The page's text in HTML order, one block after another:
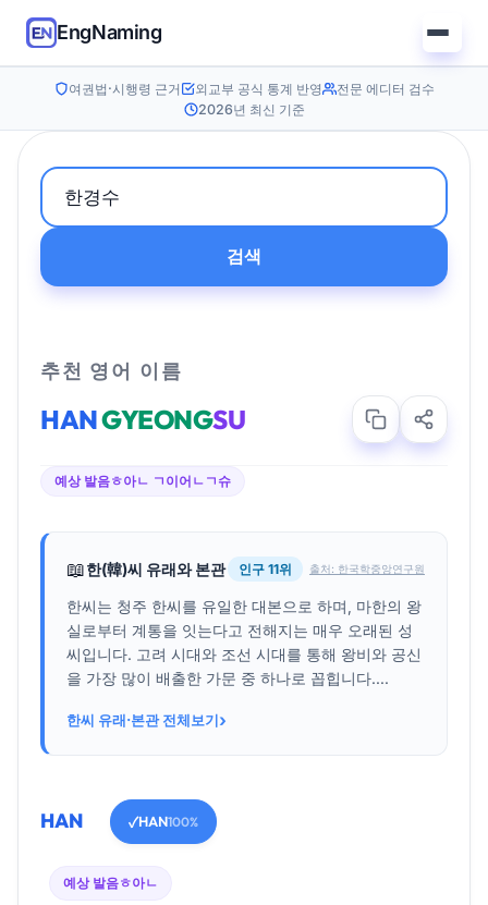
EngNaming
여권법·시행령 근거 외교부 공식 통계 반영
전문 에디터 검수
2026년 최신 기준
검색
추천 영어 이름
HANGYEONGSU
예상 발음ㅎ아ㄴ ㄱ이어ㄴㄱ슈
📖한(韓)씨 유래와 본관 인구 11위 출처: 한국학중앙연구원
한씨는 청주 한씨를 유일한 대본으로 하며, 마한의 왕
실로부터 계통을 잇는다고 전해지는 매우 오래된 성
씨입니다. 고려 시대와 조선 시대를 통해 왕비와 공신
을 가장 많이 배출한 가문 중 하나로 꼽힙니다....
한씨 유래·본관 전체보기›
HAN ✓HAN100%
예상 발음ㅎ아ㄴ